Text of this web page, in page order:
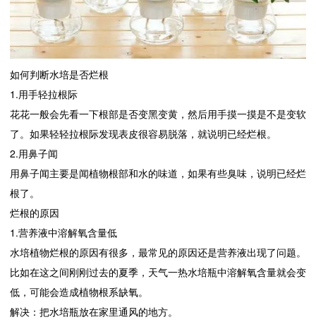
如何判断水培是否烂根
1.用手轻拉根际
花花一般会先看一下根部是否变黑变黄，然后用手摸一摸是不是变软
了。如果轻轻拉根际发现表皮很容易脱落，就说明已经烂根。
2.用鼻子闻
用鼻子闻主要是闻植物根部和水的味道，如果有些臭味，说明已经烂
根了。
烂根的原因
1.营养液中溶解氧含量低
水培植物烂根的原因有很多，最常见的原因还是营养液出现了问题。
比如在这之间刚刚过去的夏季，天气一热水培瓶中溶解氧含量就会变
低，可能会造成植物根系缺氧。
解决：把水培瓶放在家里通风的地方。